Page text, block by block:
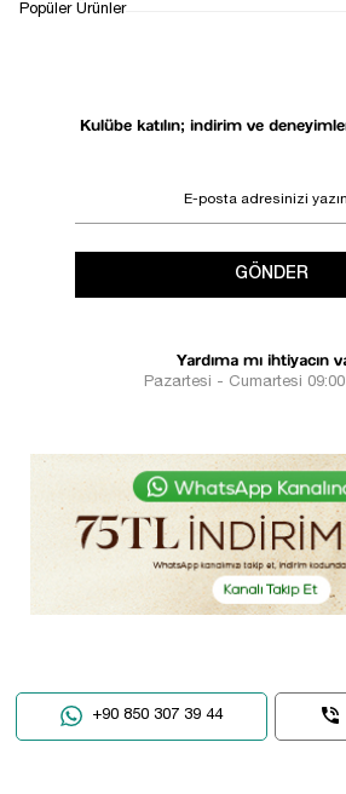
İADE&DEĞİŞİM
Kulübe katılın; indirim ve
GÖNDER
Yardıma mı ihtiyacın
Pazartesi - Cumartesi
+90 850 307 39 44
Popüler Ürünler